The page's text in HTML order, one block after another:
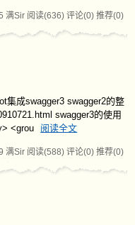
满Sir 阅读(636) 评论(0) 推荐(0)
集成swagger3 swagger2的整
swagger3的使用
<grou
阅读全文
满Sir 阅读(588) 评论(0) 推荐(0)